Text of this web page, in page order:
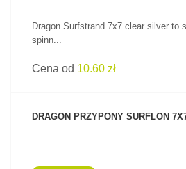
Dragon Surfstrand 7x7 clear silver to
spinn...
Cena od 10.60 zł
DRAGON PRZYPONY SURFLON